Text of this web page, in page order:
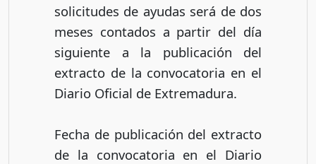
solicitudes de ayudas será de dos
meses contados a partir del día
siguiente a la publicación del
extracto de la convocatoria en el
Diario Oficial de Extremadura.
Fecha de publicación del extracto
de la convocatoria en el Diario